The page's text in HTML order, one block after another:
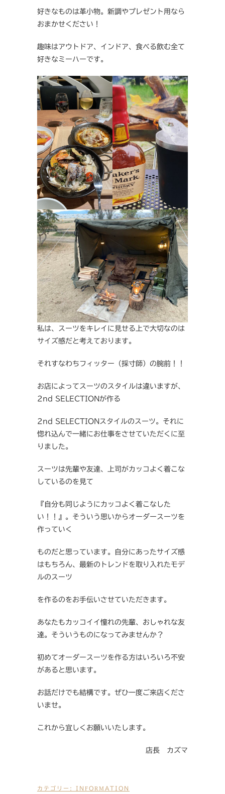
好きなものは革小物。新調やプレゼント用なら
おまかせください！
趣味はアウトドア、インドア、食べる飲む全て
好きなミーハーです。
私は、スーツをキレイに見せる上で大切なのは
サイズ感だと考えております。
それすなわちフィッター（採寸師）の腕前！！
お店によってスーツのスタイルは違いますが、
2nd SELECTIONが作る
2nd SELECTIONスタイルのスーツ。それに
惚れ込んで一緒にお仕事をさせていただくに至
りました。
スーツは先輩や友達、上司がカッコよく着こな
しているのを見て
『自分も同じようにカッコよく着こなした
い！！』。そういう思いからオーダースーツを
作っていく
ものだと思っています。自分にあったサイズ感
はもちろん、最新のトレンドを取り入れたモデ
ルのスーツ
を作るのをお手伝いさせていただきます。
あなたもカッコイイ憧れの先輩、おしゃれな友
達。そういうものになってみませんか？
初めてオーダースーツを作る方はいろいろ不安
があると思います。
お話だけでも結構です。ぜひ一度ご来店くださ
いませ。
これから宜しくお願いいたします。
店長 カズマ
カテゴリー: INFORMATION